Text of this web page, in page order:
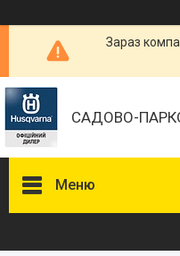
Зараз
САДОВО-
Меню